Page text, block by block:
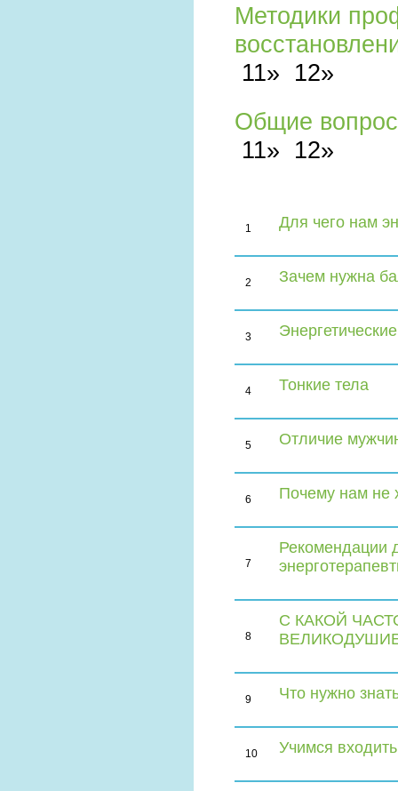
Методики
11» 12»
Общие
11» 12»
1 Для чего нам
2 Зачем нужна
3
4 Тонкие тела
5 Отличие
6 Почему нам не
7
Рекомендации
8
С КАКОЙ
9 Что нужно
10 Учимся